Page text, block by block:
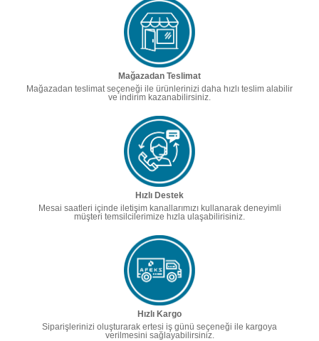
Mağazadan Teslimat
Mağazadan teslimat seçeneği ile ürünlerinizi daha hızlı teslim alabilir
ve indirim kazanabilirsiniz.
Hızlı Destek
Mesai saatleri içinde iletişim kanallarımızı kullanarak deneyimli
müşteri temsilcilerimize hızla ulaşabilirisiniz.
Hızlı Kargo
Siparişlerinizi oluşturarak ertesi iş günü seçeneği ile kargoya
verilmesini sağlayabilirsiniz.